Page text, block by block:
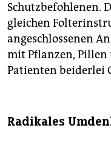
Schutzbefohlenen.
gleichen
angeschlossenen
mit Pflanzen, Pillen
Patienten beiderlei
Radikales